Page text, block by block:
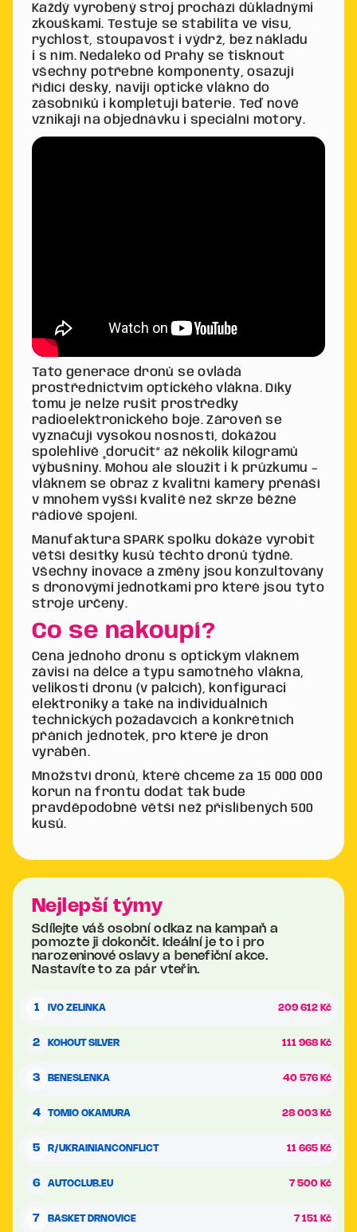
Každý vyrobený stroj prochází důkladnými
zkouškami. Testuje se stabilita ve visu,
rychlost, stoupavost i výdrž, bez nákladu
i s ním. Nedaleko od Prahy se tisknout
všechny potřebné komponenty, osazují
řídící desky, navijí optické vlákno do
zásobníků i kompletují baterie. Teď nově
vznikají na objednávku i speciální motory.
Tato generace dronů se ovládá
prostřednictvím optického vlákna. Díky
tomu je nelze rušit prostředky
radioelektronického boje. Zároveň se
vyznačují vysokou nosností, dokážou
spolehlivě „doručit“ až několik kilogramů
výbušniny. Mohou ale sloužit i k průzkumu –
vláknem se obraz z kvalitní kamery přenáší
v mnohem vyšší kvalitě než skrze běžné
rádiové spojení.
Manufaktura SPARK spolku dokáže vyrobit
větší desítky kusů těchto dronů týdně.
Všechny inovace a změny jsou konzultovány
s dronovými jednotkami pro které jsou tyto
stroje určeny.
Co se nakoupí?
Cena jednoho dronu s optickým vláknem
závisí na délce a typu samotného vlákna,
velikosti dronu (v palcích), konfiguraci
elektroniky a také na individuálních
technických požadavcích a konkrétních
přáních jednotek, pro které je dron
vyráběn.
Množství dronů, které chceme za 15 000 000
korun na frontu dodat tak bude
pravděpodobně větší než přislíbených 500
kusů.
Nejlepší týmy
Sdílejte váš osobní odkaz na kampaň a
pomozte ji dokončit. Ideální je to i pro
narozeninové oslavy a benefiční akce.
Nastavíte to za pár vteřin.
1 IVO ZELINKA 209 612 Kč
2 KOHOUT SILVER 111 968 Kč
3 BENESLENKA 40 576 Kč
4 TOMIO OKAMURA 28 003 Kč
5 R/UKRAINIANCONFLICT 11 665 Kč
6 AUTOCLUB.EU 7 500 Kč
7 BASKET DRNOVICE 7 151 Kč